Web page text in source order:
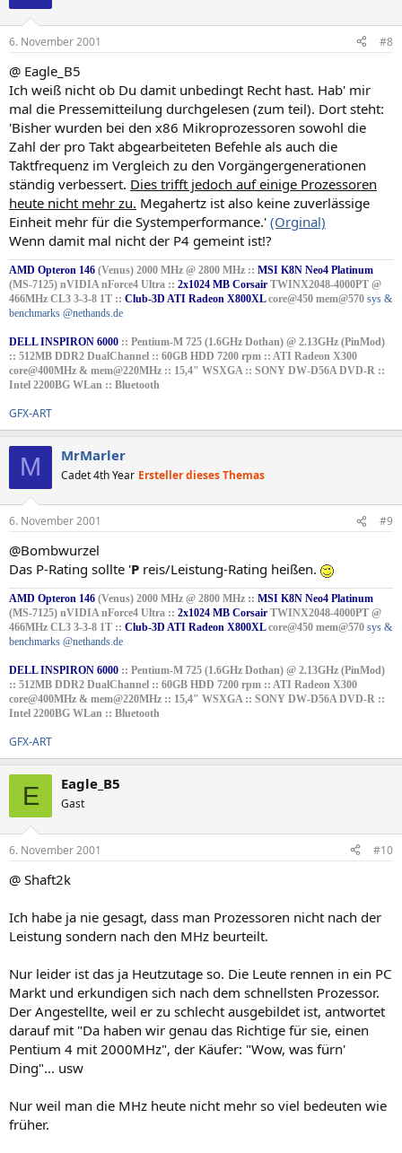
6. November 2001 #8
@ Eagle_B5
Ich weiß nicht ob Du damit unbedingt Recht hast. Hab' mir
mal die Pressemitteilung durchgelesen (zum teil). Dort steht:
'Bisher wurden bei den x86 Mikroprozessoren sowohl die
Zahl der pro Takt abgearbeiteten Befehle als auch die
Taktfrequenz im Vergleich zu den Vorgängergenerationen
ständig verbessert. Dies trifft jedoch auf einige Prozessoren
heute nicht mehr zu. Megahertz ist also keine zuverlässige
Einheit mehr für die Systemperformance.' (Orginal)
Wenn damit mal nicht der P4 gemeint ist!?
AMD Opteron 146 (Venus) 2000 MHz @ 2800 MHz :: MSI K8N Neo4 Platinum
(MS-7125) nVIDIA nForce4 Ultra :: 2x1024 MB Corsair TWINX2048-4000PT @
466MHz CL3 3-3-8 1T :: Club-3D ATI Radeon X800XLcore@450 mem@570 sys &
benchmarks @nethands.de
DELL INSPIRON 6000 :: Pentium-M 725 (1.6GHz Dothan) @ 2.13GHz (PinMod)
:: 512MB DDR2 DualChannel :: 60GB HDD 7200 rpm :: ATI Radeon X300
core@400MHz & mem@220MHz :: 15,4" WSXGA :: SONY DW-D56A DVD-R ::
Intel 2200BG WLan :: Bluetooth
GFX-ART
M MrMarler
Cadet 4th Year Ersteller dieses Themas
6. November 2001 #9
@Bombwurzel
Das P-Rating sollte 'P reis/Leistung-Rating heißen.
AMD Opteron 146 (Venus) 2000 MHz @ 2800 MHz :: MSI K8N Neo4 Platinum
(MS-7125) nVIDIA nForce4 Ultra :: 2x1024 MB Corsair TWINX2048-4000PT @
466MHz CL3 3-3-8 1T :: Club-3D ATI Radeon X800XLcore@450 mem@570 sys &
benchmarks @nethands.de
DELL INSPIRON 6000 :: Pentium-M 725 (1.6GHz Dothan) @ 2.13GHz (PinMod)
:: 512MB DDR2 DualChannel :: 60GB HDD 7200 rpm :: ATI Radeon X300
core@400MHz & mem@220MHz :: 15,4" WSXGA :: SONY DW-D56A DVD-R ::
Intel 2200BG WLan :: Bluetooth
GFX-ART
E Eagle_B5
Gast
6. November 2001 #10
@ Shaft2k
Ich habe ja nie gesagt, dass man Prozessoren nicht nach der
Leistung sondern nach den MHz beurteilt.
Nur leider ist das ja Heutzutage so. Die Leute rennen in ein PC
Markt und erkundigen sich nach dem schnellsten Prozessor.
Der Angestellte, weil er zu schlecht ausgebildet ist, antwortet
darauf mit "Da haben wir genau das Richtige für sie, einen
Pentium 4 mit 2000MHz", der Käufer: "Wow, was fürn'
Ding"... usw
Nur weil man die MHz heute nicht mehr so viel bedeuten wie
früher.